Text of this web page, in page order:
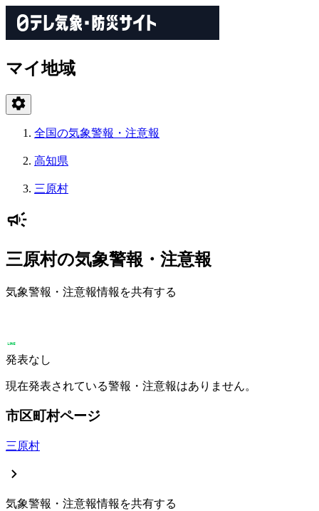
マイ地域
全国の気象警報・注意報
高知県
三原村
三原村の気象警報・注意報
気象警報・注意報情報を共有する
発表なし
現在発表されている警報・注意報はありません。
市区町村ページ
三原村
気象警報・注意報情報を共有する